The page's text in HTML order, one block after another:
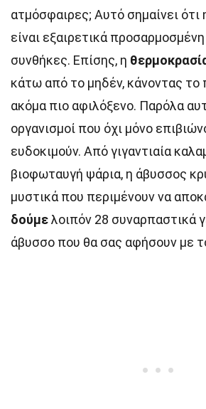
ατμόσφαιρες; Αυτό σημαίνει
είναι εξαιρετικά
συνθήκες. Επίσης, η
κάτω από το μηδέν, κάνοντας το
ακόμα πιο αφιλόξενο. Παρόλα
οργανισμοί που όχι μόνο
ευδοκιμούν. Από γιγαντιαία
βιοφωταυγή ψάρια, η άβυσσος
μυστικά που περιμένουν να
δούμελοιπόν 28 συναρπαστικά
άβυσσο που θα σας αφήσουν με